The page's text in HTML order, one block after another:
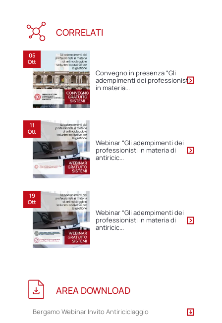
CORRELATI
05
Ott
Convegno in presenza “Gli
adempimenti dei professionisti
in materia...
11
Ott
Webinar “Gli adempimenti dei
professionisti in materia di
antiricic...
19
Ott
Webinar “Gli adempimenti dei
professionisti in materia di
antiricic...
AREA DOWNLOAD
Bergamo Webinar Invito Antiriciclaggio